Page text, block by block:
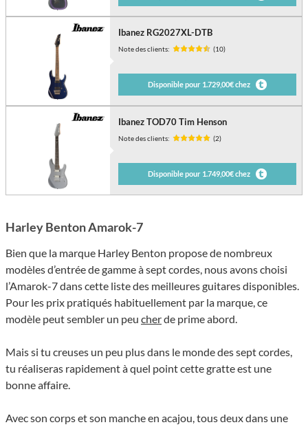
Ibanez RG2027XL-DTB
Note des clients: (10)
Disponible pour 1.729,00€ chez
Ibanez TOD70 Tim Henson
Note des clients: (2)
Disponible pour 1.749,00€ chez
Harley Benton Amarok-7
Bien que la marque Harley Benton propose de nombreux
modèles d’entrée de gamme à sept cordes, nous avons choisi
l’Amarok-7 dans cette liste des meilleures guitares disponibles.
Pour les prix pratiqués habituellement par la marque, ce
modèle peut sembler un peu cherde prime abord.
Mais si tu creuses un peu plus dans le monde des sept cordes,
tu réaliseras rapidement à quel point cette gratte est une
bonne affaire.
Avec son corps et son manche en acajou, tous deux dans une